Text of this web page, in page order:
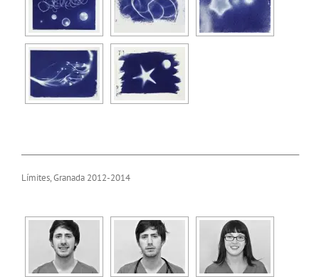
Límites, Granada 2012-2014